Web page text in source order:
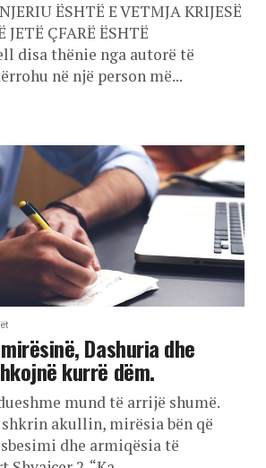
ËSHTË E VETMJA KRIJESË
JETË ÇFARË ËSHTË
disa thënie nga autorë të
në një person më...
Dashuria dhe
kurrë dëm.
mund të arrijë shumë.
akullin, mirësia bën që
dhe armiqësia të